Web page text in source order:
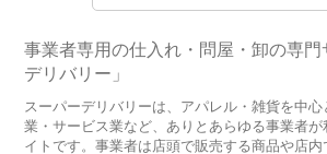
事業者専用の仕入れ・問屋・卸の専
デリバリー」
スーパーデリバリーは、アパレル・雑貨を中
業・サービス業など、ありとあらゆる事業者
イトです。事業者は店頭で販売する商品や店